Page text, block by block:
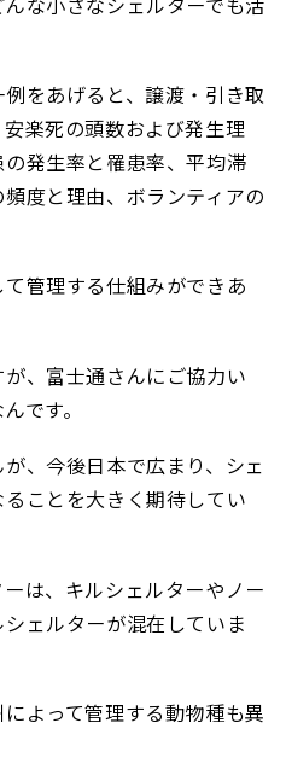
をあげると、譲渡・引き取
楽死の頭数および発生理
発生率と罹患率、平均滞
度と理由、ボランティアの
管理する仕組みができあ
、富士通さんにご協力い
です。
、今後日本で広まり、シェ
ことを大きく期待してい
は、キルシェルターやノー
ェルターが混在していま
よって管理する動物種も異